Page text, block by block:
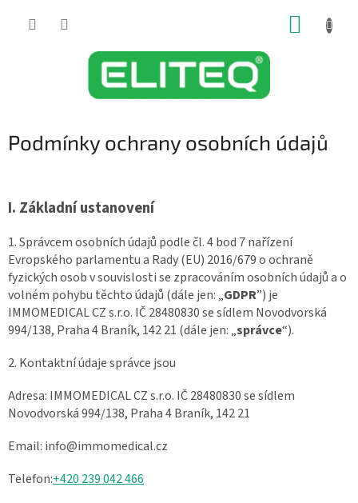
Podmínky ochrany osobních údajů
I. Základní ustanovení
1. Správcem osobních údajů podle čl. 4 bod 7 nařízení
Evropského parlamentu a Rady (EU) 2016/679 o ochraně
fyzických osob v souvislosti se zpracováním osobních údajů a o
volném pohybu těchto údajů (dále jen: „GDPR”) je
IMMOMEDICAL CZ s.r.o. IČ 28480830 se sídlem Novodvorská
994/138, Praha 4 Braník, 142 21 (dále jen: „správce“).
2. Kontaktní údaje správce jsou
Adresa: IMMOMEDICAL CZ s.r.o. IČ 28480830 se sídlem
Novodvorská 994/138, Praha 4 Braník, 142 21
Email: info@immomedical.cz
Telefon:+420 239 042 466